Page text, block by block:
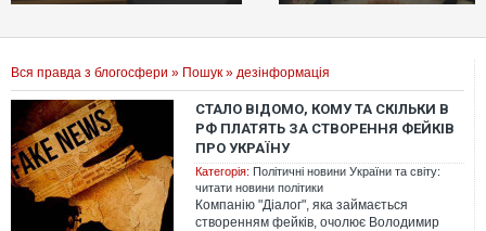
Вся правда з блогосфери » Пошук » дезінформація
СТАЛО ВІДОМО, КОМУ ТА СКІЛЬКИ В
РФ ПЛАТЯТЬ ЗА СТВОРЕННЯ ФЕЙКІВ
ПРО УКРАЇНУ
Категорія: Політичні новини України та світу:
читати новини політики
Компанію "Діалог", яка займається
створенням фейків, очолює Володимир